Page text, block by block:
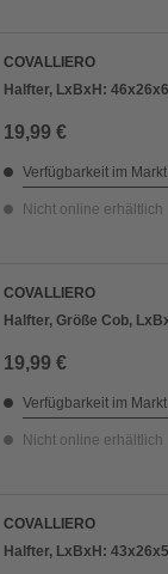
COVALLIERO
Halfter, LxBxH:
19,99 €
Verfügbarkeit im
Nicht online erhältlich
COVALLIERO
Halfter, Größe Cob,
19,99 €
Verfügbarkeit im
Nicht online erhältlich
COVALLIERO
Halfter, LxBxH: